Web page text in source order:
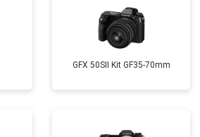
GFX 50SII Kit GF35-70mm